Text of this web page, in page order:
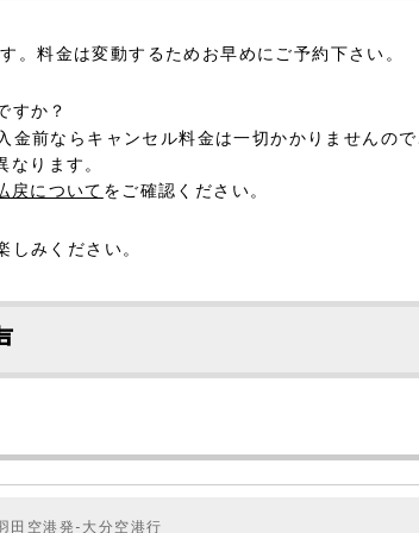
料金は変動するためお早めにご予約下さい。
すか？
前ならキャンセル料金は一切かかりませんので
ります。
戻について をご確認ください。
みください。
田空港発-大分空港行